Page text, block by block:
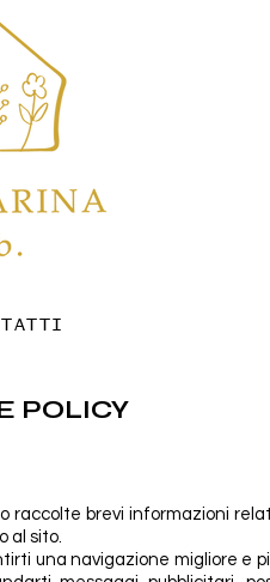
POLICY
raccolte brevi informazioni
al sito.
una navigazione migliore e